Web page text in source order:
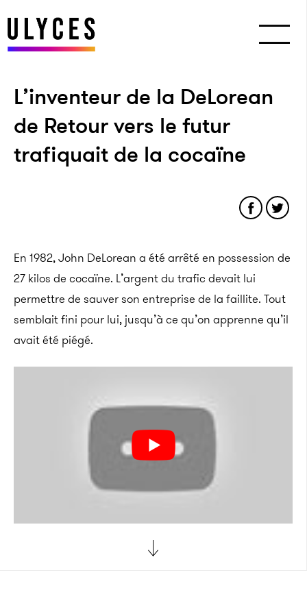
L’inventeur de la DeLorean
de Retour vers le futur
trafiquait de la cocaïne
En 1982, John DeLorean a été arrêté en possession de
27 kilos de cocaïne. L’argent du trafic devait lui
permettre de sauver son entreprise de la faillite. Tout
semblait fini pour lui, jusqu’à ce qu’on apprenne qu’il
avait été piégé.